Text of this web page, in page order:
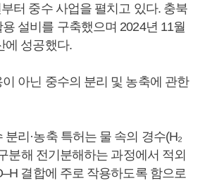
터 중수 사업을 펼치고 있다. 충북
설비를 구축했으며 2024년 11월
에 성공했다.
아닌 중수의 분리 및 농축에 관한
리·농축 특허는 물 속의 경수(H₂
분해 전기분해하는 과정에서 적외
결합에 주로 작용하도록 함으로